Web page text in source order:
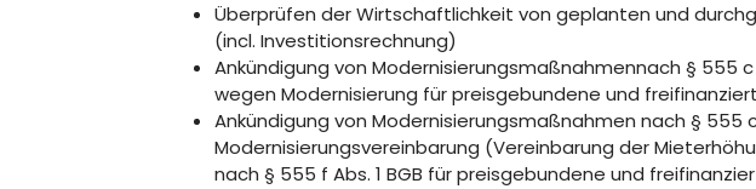
Überprüfen der Wirtschaftlichkeit von geplanten und
(incl. Investitionsrechnung)
Ankündigung von Modernisierungsmaßnahmennach § 555
wegen Modernisierung für preisgebundene und
Ankündigung von Modernisierungsmaßnahmen nach § 555
Modernisierungsvereinbarung (Vereinbarung der
nach § 555 f Abs. 1 BGB für preisgebundene und